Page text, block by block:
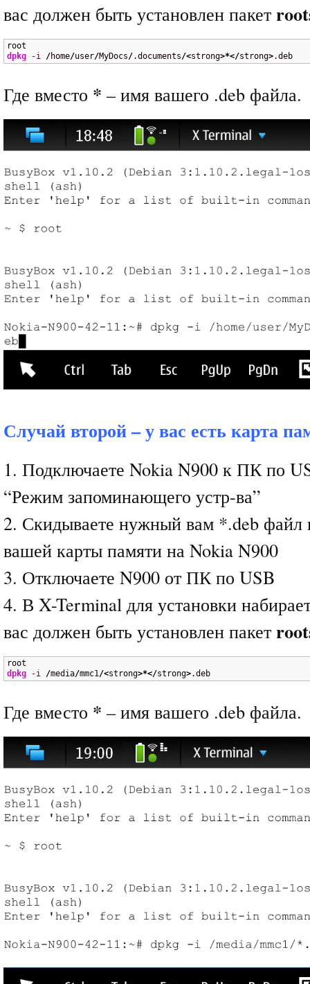
вас должен быть установлен пакет
dpkg
-i /home/user/MyDocs/.documents/<strong>*</strong>.deb
Где вместо * – имя вашего .deb файла.
Случай второй – у вас есть карта
1. Подключаете Nokia N900 к ПК по
“Режим запоминающего устр-ва”
2. Скидываете нужный вам *.deb файл
вашей карты памяти на Nokia N900
3. Отключаете N900 от ПК по USB
4. В X-Terminal для установки
вас должен быть установлен пакет
dpkg
-i /media/mmc1/<strong>*</strong>.deb
Где вместо * – имя вашего .deb файла.